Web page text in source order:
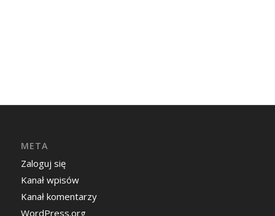
META
Zaloguj się
Kanał wpisów
Kanał komentarzy
WordPress.org